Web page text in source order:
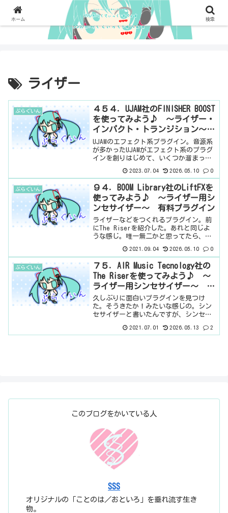
ライザー
ぷらぐいん
４５４．UJAM社のFINISHER BOOST
を使ってみよう♪ ～ライザー・
インパクト・トランジション～
有料プラグイン
UJAMのエフェクト系プラグイン。音源系
が多かったUJAMがエフェクト系のプラグ
インを創りはじめて、いくつか溜まって
がすごいですね。これは、今のところ、
一番新しいやつのようです。何はともあ
れ、ブースト...
2023.07.04 2026.05.10 0
ぷらぐいん
９４．BOOM Library社のLiftFXを
使ってみよう♪ ～ライザー用シ
ンセサイザー～ 有料プラグイン
ライザーなどをつくれるプラグイン。前
にThe Riserを紹介した。あれと同じよ
うな感じ。唯一無二かと思ってたら、あ
シンプルな感じだけど、とってもいい感
じ♪基本情報ダウンロードはこちら。イ
ンストー...
2021.09.04 2026.05.10 0
ぷらぐいん
７５．AIR Music Tecnology社の
The Riserを使ってみよう♪ ～
ライザー用シンセサイザー～ 有
料プラグイン
久しぶりに面白いプラグインを見つけ
た。そうきたか！みたいな感じの。シン
セサイザーと書いたんですが、シンセサ
イン、何かと言うと、一応、楽器になる
2021.07.01 2026.05.13 2
このブログをかいている人
SSS
オリジナルの「ことのは／おといろ」を垂れ流す生き
物。
ホーム 検索